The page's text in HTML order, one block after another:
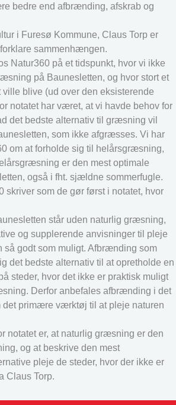
bedre end afbrænding, afskrab og
i Furesø Kommune, Claus Torp er
sammenhængen.
Natur360 på et tidspunkt, hvor vi ikke
på Baunesletten, og hvor stort et
blive (ud over den eksisterende
notatet har været, at vi havde behov for
det bedste alternativ til græsning vil
som ikke afgræsses. Vi har
om at forholde sig til helårsgræsning,
er den mest optimale
også i fht. sjældne sommerfugle.
skriver som de gør først i notatet, hvor
står uden naturlig græsning,
og supplerende anvisninger til pleje
så godt som muligt. Afbrænding som
det bedste alternativ til at opretholde en
steder, hvor det ikke er praktisk muligt
Derfor anbefales afbrænding i det
det primære værktøj til at pleje naturen
notatet er, at naturlig græsning er den
og at beskrive den mest
pleje de steder, hvor der ikke er
Claus Torp.